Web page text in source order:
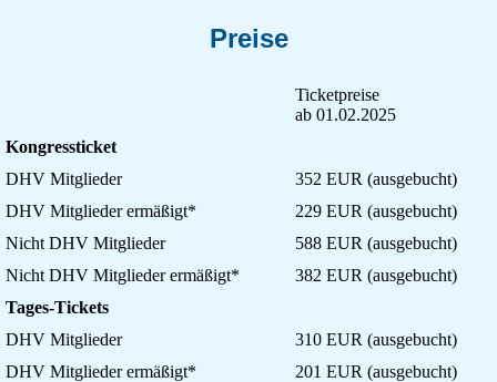
Preise
Ticketpreise
ab 01.02.2025
Kongressticket
DHV Mitglieder
352 EUR (ausgebucht)
DHV Mitglieder ermäßigt*
229 EUR (ausgebucht)
Nicht DHV Mitglieder
588 EUR (ausgebucht)
Nicht DHV Mitglieder ermäßigt*
382 EUR (ausgebucht)
Tages-Tickets
DHV Mitglieder
310 EUR (ausgebucht)
DHV Mitglieder ermäßigt*
201 EUR (ausgebucht)